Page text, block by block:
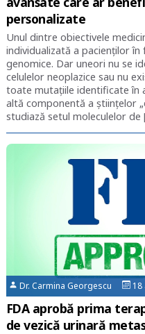
personalizate
Unul dintre obiectivele
individualizată a pacienților
genomice. Dar uneori nu se
celulelor neoplazice sau nu
toate mutațiile identificate în
altă componentă a științelor
studiază setul moleculelor de
Dr. Carmina Georgescu
FDA aprobă prima
de vezică urinară